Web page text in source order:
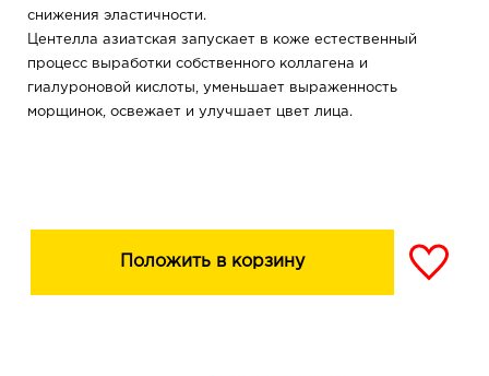
снижения эластичности.
Центелла азиатская запускает в коже естественный
процесс выработки собственного коллагена и
гиалуроновой кислоты, уменьшает выраженность
морщинок, освежает и улучшает цвет лица.
Pepha-ctive образует на коже невесомую
омолаживающую вуаль, которая оказывает
Положить в корзину